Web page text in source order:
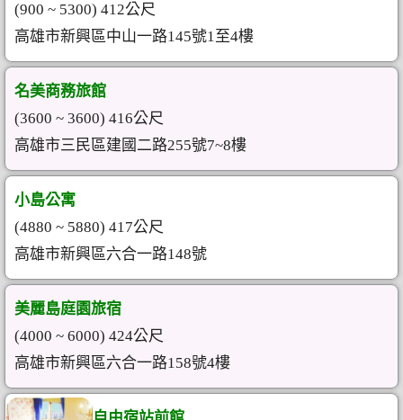
(900 ~ 5300) 412公尺
高雄市新興區中山一路145號1至4樓
名美商務旅館
(3600 ~ 3600) 416公尺
高雄市三民區建國二路255號7~8樓
小島公寓
(4880 ~ 5880) 417公尺
高雄市新興區六合一路148號
美麗島庭園旅宿
(4000 ~ 6000) 424公尺
高雄市新興區六合一路158號4樓